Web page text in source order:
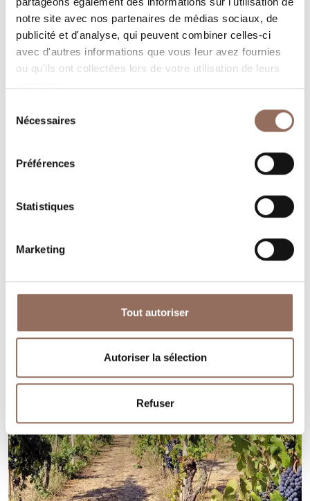
notre site avec nos partenaires de médias sociaux, de
publicité et d'analyse, qui peuvent combiner celles-ci
avec d'autres informations que vous leur avez fournies
ou qu'ils ont collectées lors de votre utilisation de leurs
Nécessaires
Préférences
Statistiques
Marketing
Tout autoriser
Autoriser la sélection
Refuser
Monferrato
IL POZZO FIORITO
VIA UMBERTO I 11, COSSOMBRATO (AT)
+39 0141 905235
En savoir plus